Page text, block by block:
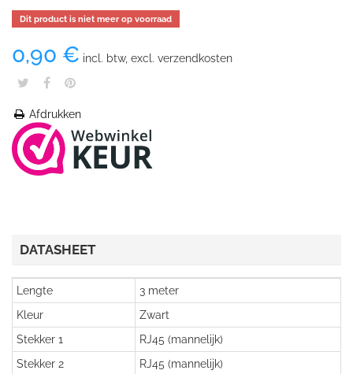
Dit product is niet meer op voorraad
0,90 € incl. btw, excl. verzendkosten
Afdrukken
DATASHEET
Lengte
3 meter
Kleur
Zwart
Stekker 1
RJ45 (mannelijk)
Stekker 2
RJ45 (mannelijk)